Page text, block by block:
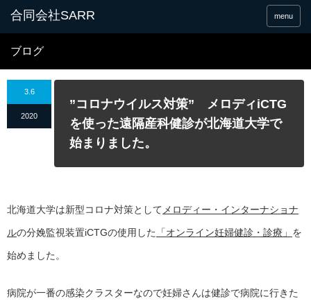
合同会社SARR menu
ブログ
3.6
2020
”コロナウイルス対策” メロディiCTG
を使った遠隔産科健診が北海道大学で
始まりました。
北海道大学は新型コロナ対策として メロディー・インターナショナ
ルの分娩監視装置iCTGの使用した 「オンライン妊婦健診・診療」 を
始めました。
病院が一番の感染クラスターなので妊婦さんは健診で病院に行きた